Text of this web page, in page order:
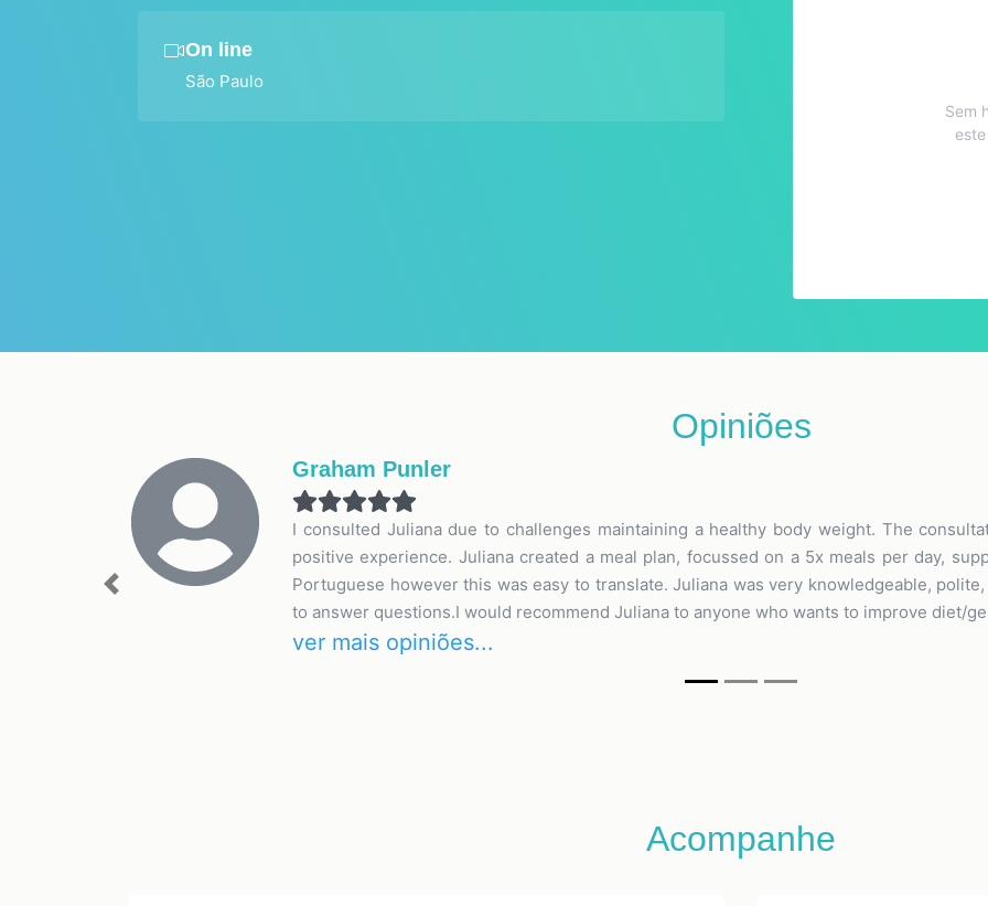
On line
São Paulo
Sem
Opiniões
Graham Punler
I consulted Juliana due to challenges maintaining a healthy body weight. The
positive experience. Juliana created a meal plan, focussed on a 5x meals per day,
Portuguese however this was easy to translate. Juliana was very knowledgeable,
to answer questions.I would recommend Juliana to anyone who wants to improve diet/
ver mais opiniões...
Previous
Acompanhe